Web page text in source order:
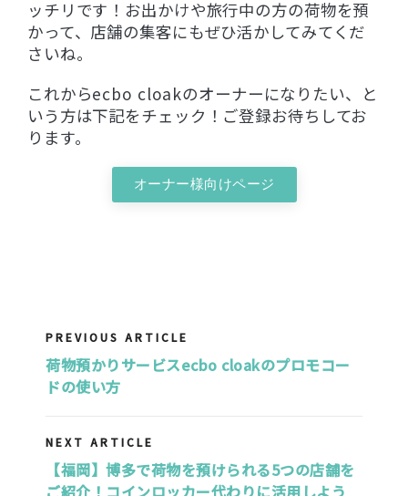
ッチリです！お出かけや旅行中の方の荷物を預
かって、店舗の集客にもぜひ活かしてみてくだ
さいね。
これからecbo cloakのオーナーになりたい、と
いう方は下記をチェック！ご登録お待ちしてお
ります。
オーナー様向けページ
PREVIOUS ARTICLE
荷物預かりサービスecbo cloakのプロモコー
ドの使い方
NEXT ARTICLE
【福岡】博多で荷物を預けられる5つの店舗を
ご紹介！コインロッカー代わりに活用しよう